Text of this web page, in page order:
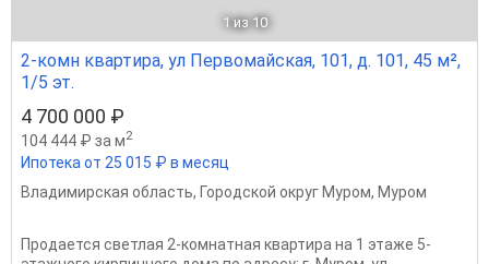
1 из 10
2-комн квартира, ул Первомайская, 101, д. 101, 45 м²,
1/5 эт.
4 700 000 ₽
104 444 ₽ за м2
Ипотека от 25 015 ₽ в месяц
Владимирская область, Городской округ Муром, Муром
Продается светлая 2-комнатная квартира на 1 этаже 5-